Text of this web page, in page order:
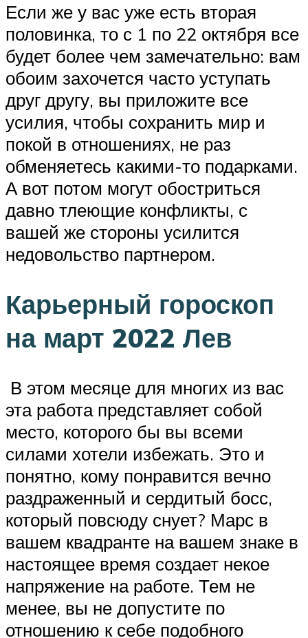
Если же у вас уже есть вторая
половинка, то с 1 по 22 октября все
будет более чем замечательно: вам
обоим захочется часто уступать
друг другу, вы приложите все
усилия, чтобы сохранить мир и
покой в отношениях, не раз
обменяетесь какими-то подарками.
А вот потом могут обостриться
давно тлеющие конфликты, с
вашей же стороны усилится
недовольство партнером.
Карьерный гороскоп
на март 2022 Лев
В этом месяце для многих из вас
эта работа представляет собой
место, которого бы вы всеми
силами хотели избежать. Это и
понятно, кому понравится вечно
раздраженный и сердитый босс,
который повсюду снует? Марс в
вашем квадранте на вашем знаке в
настоящее время создает некое
напряжение на работе. Тем не
менее, вы не допустите по
отношению к себе подобного